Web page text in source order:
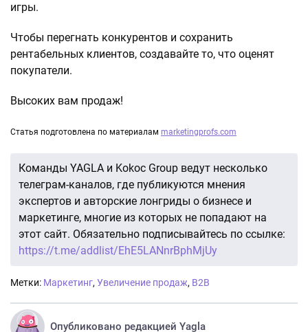
игры.
Чтобы перегнать конкурентов и сохранить
рентабельных клиентов, создавайте то, что оценят
покупатели.
Высоких вам продаж!
Статья подготовлена по материалам marketingprofs.com
Команды YAGLA и Kokoc Group ведут несколько
телеграм-каналов, где публикуются мнения
экспертов и авторские лонгриды о бизнесе и
маркетинге, многие из которых не попадают на
этот сайт. Обязательно подписывайтесь по ссылке:
https://t.me/addlist/EhE5LANnrBphMjUy
Метки: Маркетинг, Увеличение продаж, B2B
Опубликовано редакцией Yagla